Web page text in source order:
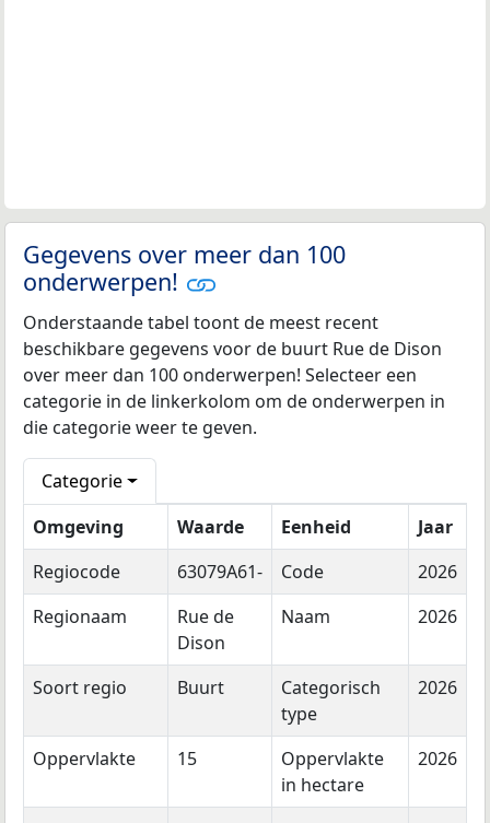
Gegevens over meer dan 100
onderwerpen!
Onderstaande tabel toont de meest recent
beschikbare gegevens voor de buurt Rue de Dison
over meer dan 100 onderwerpen! Selecteer een
categorie in de linkerkolom om de onderwerpen in
die categorie weer te geven.
Categorie
Omgeving
Waarde Eenheid
Jaar
Regiocode
63079A61- Code
2026
Regionaam
Rue de
Dison
Naam 2026
Soort regio Buurt
Categorisch
type
2026
Oppervlakte 15
Oppervlakte
in hectare
2026